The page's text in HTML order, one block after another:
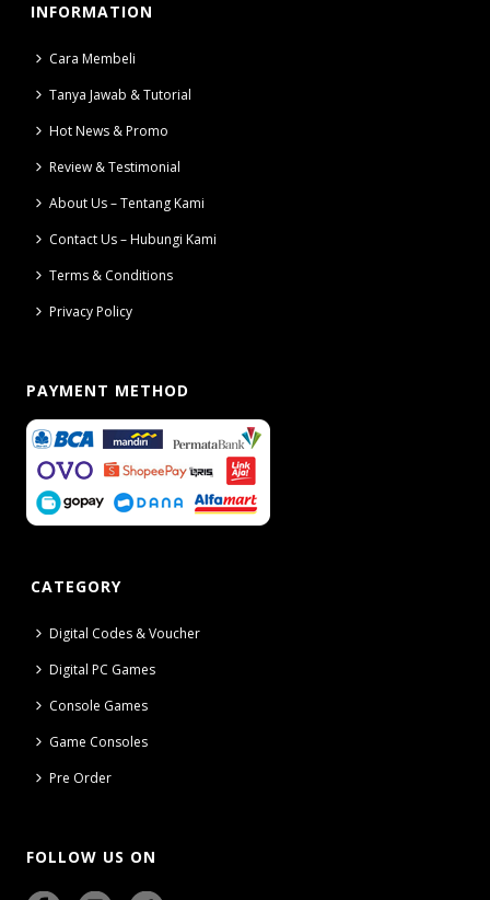
INFORMATION
Cara Membeli
Tanya Jawab & Tutorial
Hot News & Promo
Review & Testimonial
About Us – Tentang Kami
Contact Us – Hubungi Kami
Terms & Conditions
Privacy Policy
PAYMENT METHOD
CATEGORY
Digital Codes & Voucher
Digital PC Games
Console Games
Game Consoles
Pre Order
FOLLOW US ON